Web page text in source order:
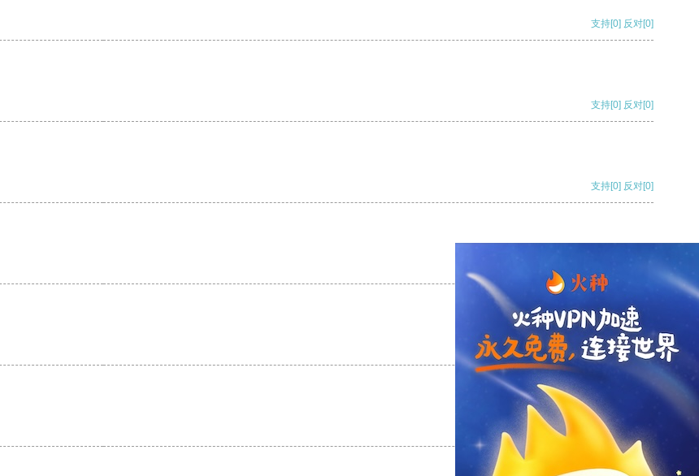
支持[0] 反对[0]
支持[0] 反对[0]
支持[0] 反对[0]
支持 [0] 反对[0]
支持[0] 反对